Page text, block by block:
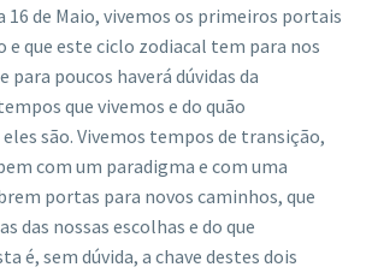
16 de Maio, vivemos os primeiros portais
que este ciclo zodiacal tem para nos
para poucos haverá dúvidas da
que vivemos e do quão
são. Vivemos tempos de transição,
com um paradigma e com uma
portas para novos caminhos, que
das nossas escolhas e do que
é, sem dúvida, a chave destes dois